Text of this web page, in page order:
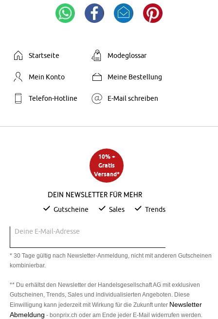
Startseite Modeglossar
Mein Konto Meine Bestellung
Telefon-Hotline E-Mail schreiben
10% +
Gratis
Versand*
Dein Newsletter für mehr
Gutscheine Sales Trends
Deine E-Mail-Adresse
* 30 Tage gültig nach Newsletter-Anmeldung, nicht mit anderen Gutscheinen
kombinierbar.
** Du erhältst den Newsletter der Handelsgesellschaft AG mit exklusiven
Gutscheinen, Trends, Sales und individualisierten Angeboten. Diese
Einwilligung kann jederzeit mit Wirkung für die Zukunft unter Newsletter
Abmeldung - bonprix.ch oder am Ende jeder E-Mail widerrufen werden.